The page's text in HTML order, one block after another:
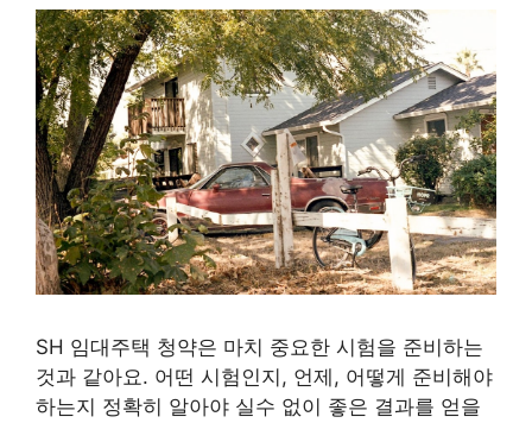
SH 임대주택 청약은 마치 중요한 시험을 준비하는
것과 같아요. 어떤 시험인지, 언제, 어떻게 준비해야
하는지 정확히 알아야 실수 없이 좋은 결과를 얻을